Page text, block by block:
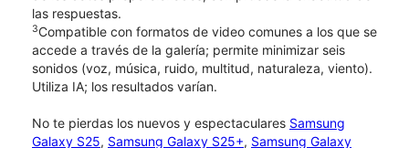
las respuestas.
3Compatible con formatos de video comunes a los que se
accede a través de la galería; permite minimizar seis
sonidos (voz, música, ruido, multitud, naturaleza, viento).
Utiliza IA; los resultados varían.
No te pierdas los nuevos y espectaculares Samsung
Galaxy S25, Samsung Galaxy S25+, Samsung Galaxy